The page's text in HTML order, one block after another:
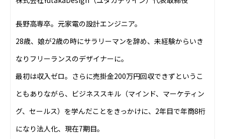
長野高専卒。元家電の設計エンジニア。
28歳、娘が2歳の時にサラリーマンを辞め、未経験からいき
なりフリーランスのデザイナーに。
最初は収入ゼロ。さらに売掛金200万円回収できずというこ
ともありながら、ビジネススキル（マインド、マーケティン
グ、セールス）を学んだことをきっかけに、2年目で年商8桁
になり法人化、現在7期目。